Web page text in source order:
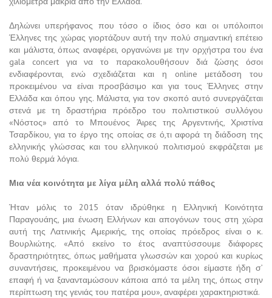
Δηλώνει υπερήφανος που τόσο ο ίδιος όσο και οι υπόλοιποι
Έλληνες της χώρας γιορτάζουν αυτή την πολύ σημαντική επέτειο
και μάλιστα, όπως αναφέρει, οργανώνει με την ορχήστρα του ένα
gala concert για να το παρακολουθήσουν διά ζώσης όσοι
ενδιαφέρονται, ενώ σχεδιάζεται και η online μετάδοση του
προκειμένου να είναι προσβάσιμο και για τους Έλληνες στην
Ελλάδα και όπου γης. Μάλιστα, για τον σκοπό αυτό συνεργάζεται
στενά με τη δραστήρια πρόεδρο του πολιτιστικού συλλόγου
«Νόστος» από το Μπουένος Άιρες της Αργεντινής, Χριστίνα
Τσαρδίκου, για το έργο της οποίας σε ό,τι αφορά τη διάδοση της
ελληνικής γλώσσας και του ελληνικού πολιτισμού εκφράζεται με
πολύ θερμά λόγια.
Μια νέα κοινότητα με λίγα μέλη αλλά πολύ πάθος
Ήταν μόλις το 2015 όταν ιδρύθηκε η Ελληνική Κοινότητα
Παραγουάης, μια ένωση Ελλήνων και απογόνων τους στη χώρα
αυτή της Λατινικής Αμερικής, της οποίας πρόεδρος είναι ο κ.
Βουρλιώτης. «Από εκείνο το έτος αναπτύσσουμε διάφορες
δραστηριότητες, όπως μαθήματα γλωσσών και χορού και κυρίως
συναντήσεις, προκειμένου να βρισκόμαστε όσοι είμαστε ήδη σ’
επαφή ή να ξανανταμώσουν κάποια από τα μέλη της, όπως στην
περίπτωση της γενιάς του πατέρα μου», αναφέρει χαρακτηριστικά.